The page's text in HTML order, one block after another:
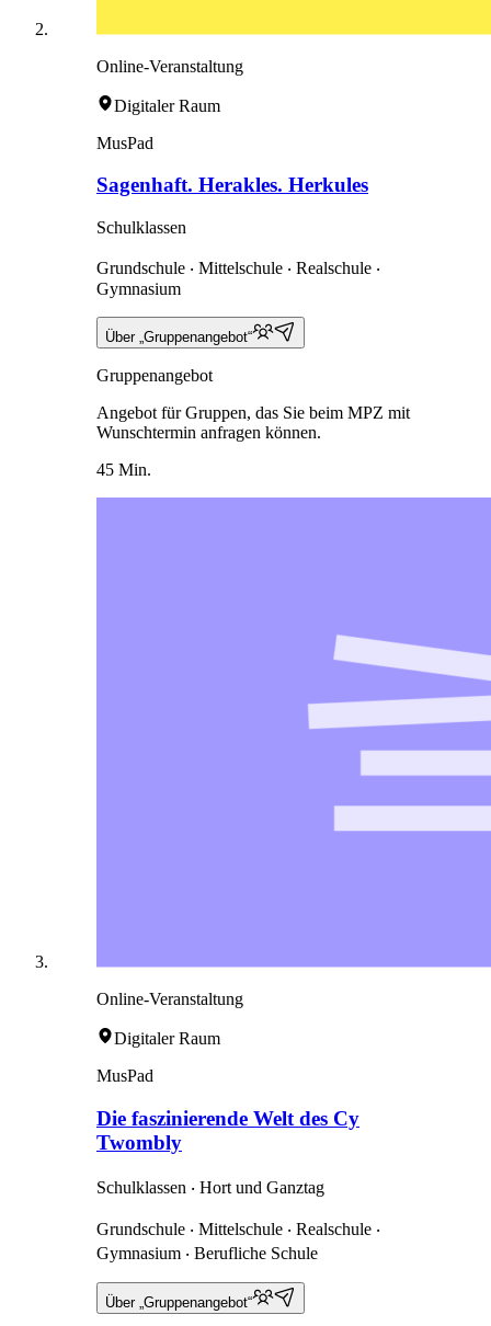
Online-Veranstaltung
Digitaler Raum
MusPad
Sagenhaft. Herakles. Herkules
Schulklassen
Grundschule ‧ Mittelschule ‧ Realschule ‧
Gymnasium
Über „Gruppenangebot“
Gruppenangebot
Angebot für Gruppen, das Sie beim MPZ mit
Wunschtermin anfragen können.
45 Min.
Online-Veranstaltung
Digitaler Raum
MusPad
Die faszinierende Welt des Cy
Twombly
Schulklassen ‧ Hort und Ganztag
Grundschule ‧ Mittelschule ‧ Realschule ‧
Gymnasium ‧ Berufliche Schule
Über „Gruppenangebot“